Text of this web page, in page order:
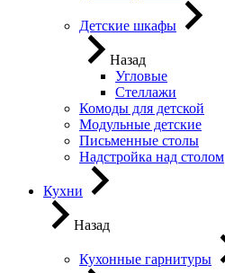
Детские шкафы
Назад
Угловые
Стеллажи
Комоды для детской
Модульные детские
Письменные столы
Надстройка над столом
Кухни
Назад
Кухонные гарнитуры